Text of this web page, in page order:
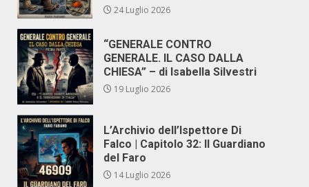
24 Luglio 2026
“GENERALE CONTRO
GENERALE. IL CASO DALLA
CHIESA” – di Isabella Silvestri
19 Luglio 2026
L’Archivio dell’Ispettore Di
Falco | Capitolo 32: Il Guardiano
del Faro
14 Luglio 2026